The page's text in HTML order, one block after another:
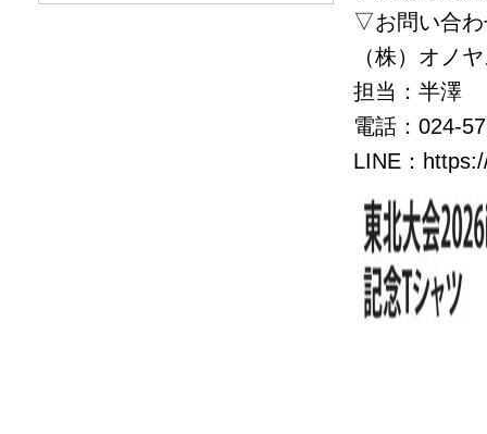
▽お問い合
（株）オノ
担当：半澤
電話：024-
LINE：